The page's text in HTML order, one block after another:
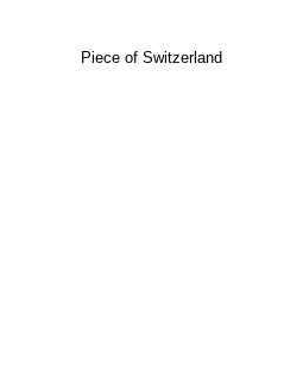
Piece of Switzerland